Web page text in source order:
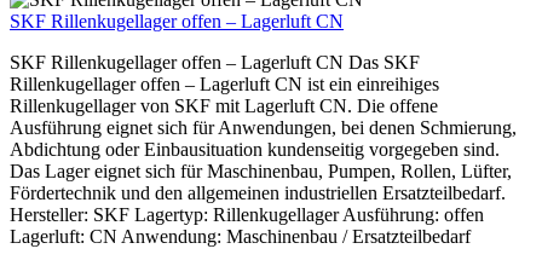
SKF Rillenkugellager offen – Lagerluft CN
SKF Rillenkugellager offen – Lagerluft CN Das SKF
Rillenkugellager offen – Lagerluft CN ist ein einreihiges
Rillenkugellager von SKF mit Lagerluft CN. Die offene
Ausführung eignet sich für Anwendungen, bei denen Schmierung,
Abdichtung oder Einbausituation kundenseitig vorgegeben sind.
Das Lager eignet sich für Maschinenbau, Pumpen, Rollen, Lüfter,
Fördertechnik und den allgemeinen industriellen Ersatzteilbedarf.
Hersteller: SKF Lagertyp: Rillenkugellager Ausführung: offen
Lagerluft: CN Anwendung: Maschinenbau / Ersatzteilbedarf